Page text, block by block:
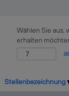
Wählen Sie aus,
erhalten
Stellenbezeichnung